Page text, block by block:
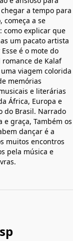
a tempo para
começa a se
como explicar que
um pacato artista
é o mote do
de Kalaf
viagem colorida
memórias
e literárias
África, Europa e
do Brasil. Narrado
e graça, Também os
dançar é a
muitos encontros
pela música e